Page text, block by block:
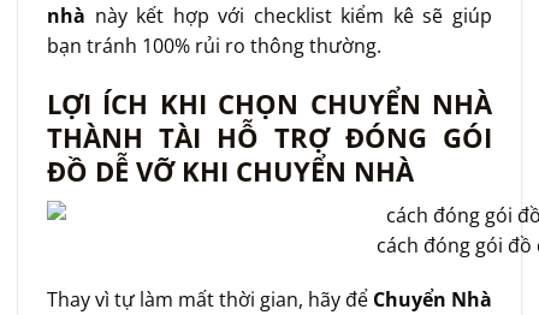
nhà này kết hợp với checklist kiểm kê sẽ giúp
bạn tránh 100% rủi ro thông thường.
LỢI ÍCH KHI CHỌN CHUYỂN NHÀ
THÀNH TÀI HỖ TRỢ ĐÓNG GÓI
ĐỒ DỄ VỠ KHI CHUYỂN NHÀ
cách đóng gói
Thay vì tự làm mất thời gian, hãy để Chuyển Nhà